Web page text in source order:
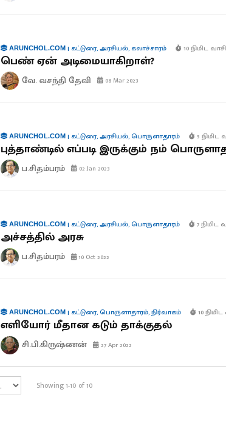
ARUNCHOL.COM| கட்டுரை,அரசியல், கலாச்சாரம் 10 நிமிட
பெண் ஏன் அடிமையாகிறாள்?
வே. வசந்தி தேவி 08 Mar 2023
ARUNCHOL.COM| கட்டுரை,அரசியல்,பொருளாதாரம் 5 நிமிட
புத்தாண்டில் எப்படி இருக்கும் நம்
ப.சிதம்பரம் 02 Jan 2023
ARUNCHOL.COM| கட்டுரை,அரசியல்,பொருளாதாரம் 7 நிமிட
அச்சத்தில் அரசு
ப.சிதம்பரம் 10 Oct 2022
ARUNCHOL.COM| கட்டுரை,பொருளாதாரம்,நிர்வாகம் 10 நிமிட
எளியோர் மீதான கடும் தாக்குதல்
சி.பி.கிருஷ்ணன் 27 Apr 2022
Showing 1-10 of 10